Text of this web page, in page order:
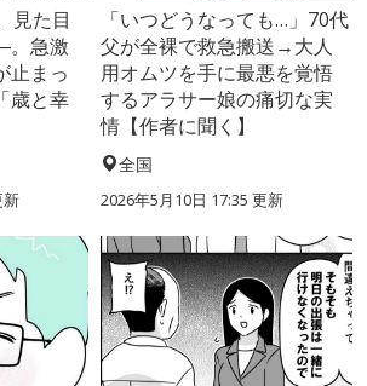
見た目
。急激
止まっ
歳と幸
新
「いつどうなっても…」70代
父が全裸で救急搬送→大人
用オムツを手に最悪を覚悟
するアラサー娘の痛切な実
情【作者に聞く】
全国
2026年5月10日 17:35 更新